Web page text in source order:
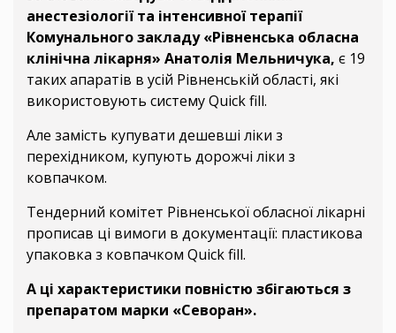
анестезіології та інтенсивної терапії
Комунального закладу «Рівненська обласна
клінічна лікарня» Анатолія Мельничука, є 19
таких апаратів в усій Рівненській області, які
використовують систему Quick fill.
Але замість купувати дешевші ліки з
перехідником, купують дорожчі ліки з
ковпачком.
Тендерний комітет Рівненської обласної лікарні
прописав ці вимоги в документації: пластикова
упаковка з ковпачком Quick fill.
А ці характеристики повністю збігаються з
препаратом марки «Севоран».